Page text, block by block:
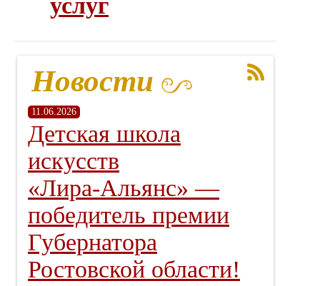
услуг
Новости
11.06.2026
Детская школа
искусств
«Лира‑Альянс» —
победитель премии
Губернатора
Ростовской области!